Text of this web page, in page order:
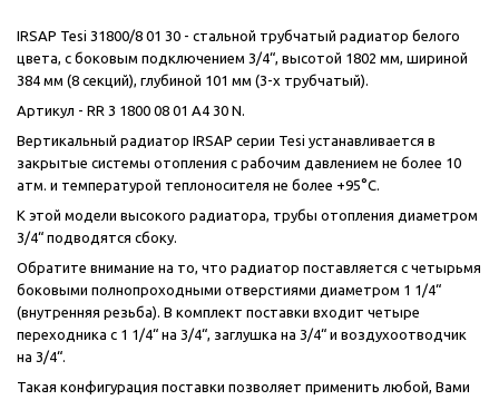
IRSAP Tesi 31800/8 01 30 - стальной трубчатый радиатор белого
цвета, с боковым подключением 3/4“, высотой 1802 мм, шириной
384 мм (8 секций), глубиной 101 мм (3-х трубчатый).
Артикул - RR 3 1800 08 01 A4 30 N.
Вертикальный радиатор IRSAP серии Tesi устанавливается в
закрытые системы отопления с рабочим давлением не более 10
атм. и температурой теплоносителя не более +95°C.
К этой модели высокого радиатора, трубы отопления диаметром
3/4“ подводятся сбоку.
Обратите внимание на то, что радиатор поставляется с четырьмя
боковыми полнопроходными отверстиями диаметром 1 1/4“
(внутренняя резьба). В комплект поставки входит четыре
переходника с 1 1/4“ на 3/4“, заглушка на 3/4“ и воздухоотводчик
на 3/4“.
Такая конфигурация поставки позволяет применить любой, Вами